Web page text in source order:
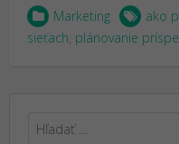
Marketing
ako
sieťach plánovanie
Hľadať: